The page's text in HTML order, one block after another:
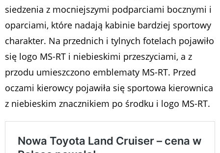
siedzenia z mocniejszymi podparciami bocznymi i
oparciami, które nadają kabinie bardziej sportowy
charakter. Na przednich i tylnych fotelach pojawiło
się logo MS-RT i niebieskimi przeszyciami, a z
przodu umieszczono emblematy MS-RT. Przed
oczami kierowcy pojawiła się sportowa kierownica
z niebieskim znacznikiem po środku i logo MS-RT.